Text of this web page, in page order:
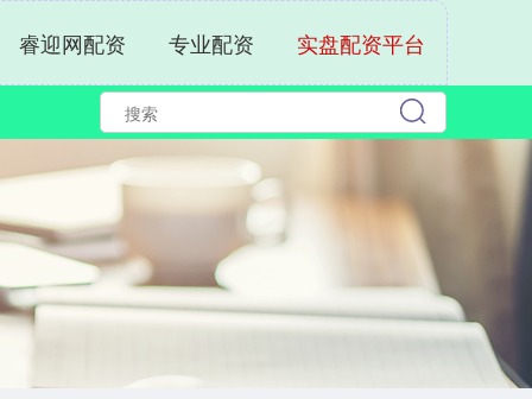
睿迎网配资 专业配资 实盘配资平台